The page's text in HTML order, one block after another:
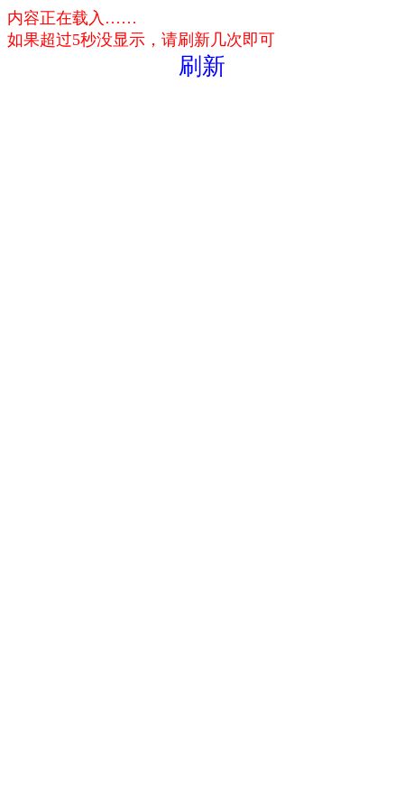
内容正在载入……
如果超过5秒没显示，请刷新几次即可
刷新